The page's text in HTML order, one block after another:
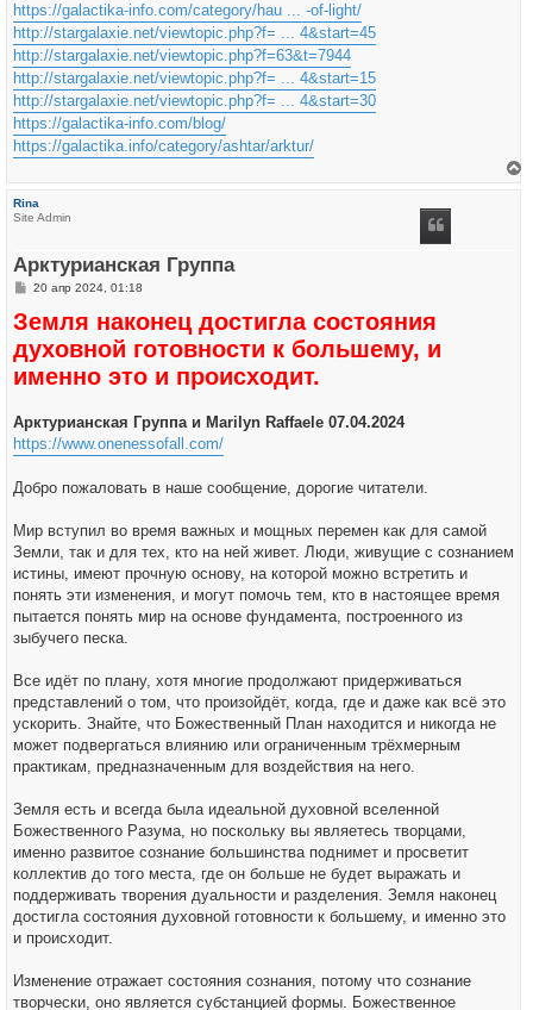
https://galactika-info.com/category/hau ... -of-light/
http://stargalaxie.net/viewtopic.php?f= ... 4&start=45
http://stargalaxie.net/viewtopic.php?f=63&t=7944
http://stargalaxie.net/viewtopic.php?f= ... 4&start=15
http://stargalaxie.net/viewtopic.php?f= ... 4&start=30
https://galactika-info.com/blog/
https://galactika.info/category/ashtar/arktur/
Rina
Site Admin
Арктурианская Группа
С
о
б
щ
е
н
и
20 апр 2024, 01:18
Земля наконец достигла состояния
духовной готовности к большему, и
именно это и происходит.
Арктурианская Группа и Marilyn Raffaele 07.04.2024
https://www.onenessofall.com/
Добро пожаловать в наше сообщение, дорогие читатели.
Мир вступил во время важных и мощных перемен как для самой
Земли, так и для тех, кто на ней живет. Люди, живущие с сознанием
истины, имеют прочную основу, на которой можно встретить и
понять эти изменения, и могут помочь тем, кто в настоящее время
пытается понять мир на основе фундамента, построенного из
зыбучего песка.
Все идёт по плану, хотя многие продолжают придерживаться
представлений о том, что произойдёт, когда, где и даже как всё это
ускорить. Знайте, что Божественный План находится и никогда не
может подвергаться влиянию или ограниченным трёхмерным
практикам, предназначенным для воздействия на него.
Земля есть и всегда была идеальной духовной вселенной
Божественного Разума, но поскольку вы являетесь творцами,
именно развитое сознание большинства поднимет и просветит
коллектив до того места, где он больше не будет выражать и
поддерживать творения дуальности и разделения. Земля наконец
достигла состояния духовной готовности к большему, и именно это
и происходит.
Изменение отражает состояния сознания, потому что сознание
творчески, оно является субстанцией формы. Божественное